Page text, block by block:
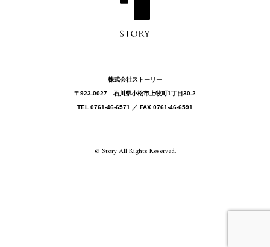
株式会社ストーリー
〒923-0027 ⽯川県⼩松市上牧町1丁目30-2
TEL 0761-46-6571 ／ FAX 0761-46-6591
© Story All Rights Reserved.